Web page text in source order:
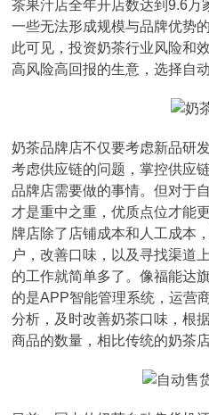
茶果汁店全年开店数达到9.6万
一些无法形成规模与品牌优势
此可见，投资奶茶行业风险和
高风险高回报的生意，选择自
奶茶品牌店不仅要考虑新品研
考虑供应链的问题，掌控供应
品牌店需要做的事情。但对于
才是重中之重，优质点位才能
牌店除了店铺成本和人工成本
户，改善口味，以及寻找渠道
的工作就简单多了。像福能达
的是APP智能管理系统，运营
分析，及时改善奶茶口味，根
商品的数量，相比传统的奶茶